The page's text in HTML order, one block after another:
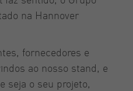
na Hannover
fornecedores e
ao nosso stand, e
seja o seu projeto,